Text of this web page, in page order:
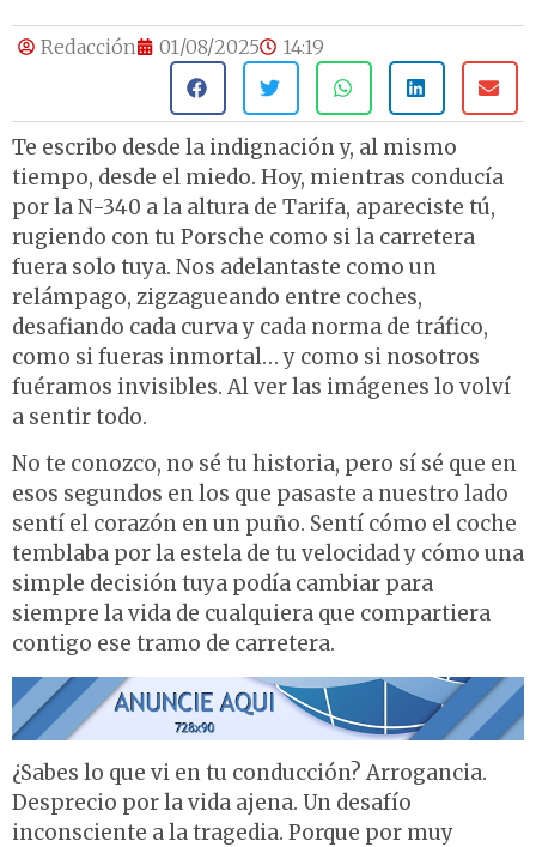
Redacción 01/08/2025 14:19
Te escribo desde la indignación y, al mismo
tiempo, desde el miedo. Hoy, mientras conducía
por la N-340 a la altura de Tarifa, apareciste tú,
rugiendo con tu Porsche como si la carretera
fuera solo tuya. Nos adelantaste como un
relámpago, zigzagueando entre coches,
desafiando cada curva y cada norma de tráfico,
como si fueras inmortal… y como si nosotros
fuéramos invisibles. Al ver las imágenes lo volví
a sentir todo.
No te conozco, no sé tu historia, pero sí sé que en
esos segundos en los que pasaste a nuestro lado
sentí el corazón en un puño. Sentí cómo el coche
temblaba por la estela de tu velocidad y cómo una
simple decisión tuya podía cambiar para
siempre la vida de cualquiera que compartiera
contigo ese tramo de carretera.
¿Sabes lo que vi en tu conducción? Arrogancia.
Desprecio por la vida ajena. Un desafío
inconsciente a la tragedia. Porque por muy